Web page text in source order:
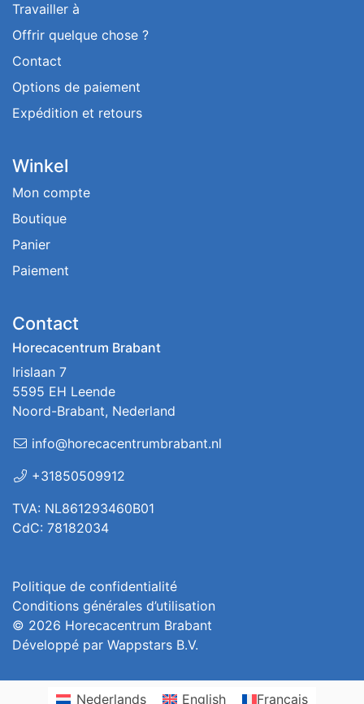
Travailler à
Offrir quelque chose ?
Contact
Options de paiement
Expédition et retours
Winkel
Mon compte
Boutique
Panier
Paiement
Contact
Horecacentrum Brabant
Irislaan 7
5595 EH Leende
Noord-Brabant, Nederland
info@horecacentrumbrabant.nl
+31850509912
TVA: NL861293460B01
CdC: 78182034
Politique de confidentialité
Conditions générales d’utilisation
© 2026 Horecacentrum Brabant
Développé par Wappstars B.V.
Nederlands English Français